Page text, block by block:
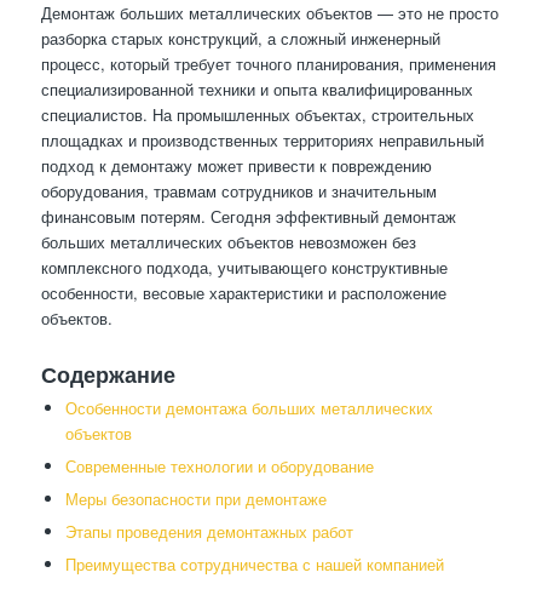
Демонтаж больших металлических объектов — это не просто
разборка старых конструкций, а сложный инженерный
процесс, который требует точного планирования, применения
специализированной техники и опыта квалифицированных
специалистов. На промышленных объектах, строительных
площадках и производственных территориях неправильный
подход к демонтажу может привести к повреждению
оборудования, травмам сотрудников и значительным
финансовым потерям. Сегодня эффективный демонтаж
больших металлических объектов невозможен без
комплексного подхода, учитывающего конструктивные
особенности, весовые характеристики и расположение
объектов.
Содержание
Особенности демонтажа больших металлических
объектов
Современные технологии и оборудование
Меры безопасности при демонтаже
Этапы проведения демонтажных работ
Преимущества сотрудничества с нашей компанией